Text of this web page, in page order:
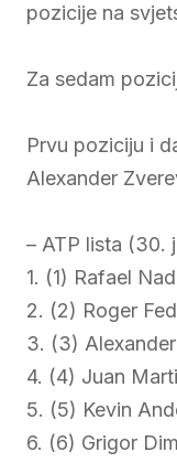
pozicije na
Za sedam
Prvu poziciju i
Alexander
– ATP lista (30.
1. (1) Rafael
2. (2) Roger
3. (3)
4. (4) Juan
5. (5) Kevin
6. (6) Grigor